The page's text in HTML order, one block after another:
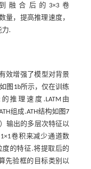
融合后的3×3卷
量，提高推理速度，
力.
效增强了模型对背景
图1b所示，仅在训练
推理速度.LATM由
组成.ATH结构如 图7
）输出的多层次特征以
卷积来减少通道数
度的特征.将提取后的
先验框的目标类别以